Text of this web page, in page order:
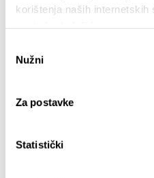
korištenja naših internetskih
pristanka
Nužni
Za postavke
Statistički
KALENDAR